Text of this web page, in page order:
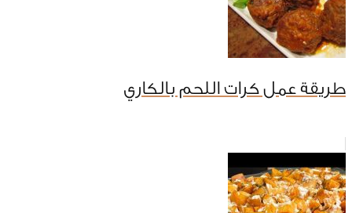
طريقة عمل كرات اللحم بالكاري